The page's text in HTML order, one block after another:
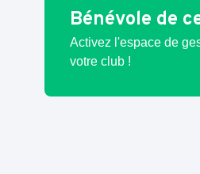
Bénévole de
Activez l'espace de
votre club !